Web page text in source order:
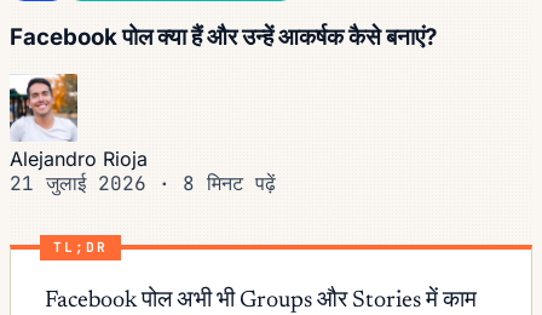
Facebook पोल क्या हैं और उन्हें आकर्षक कैसे बनाएं?
Alejandro Rioja
21 जुलाई 2026 · 8 मिनट पढ़ें
TL;DR
Facebook पोल अभी भी Groups और Stories में काम